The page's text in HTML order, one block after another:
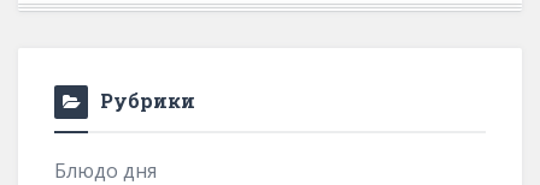
Рубрики
Блюдо дня